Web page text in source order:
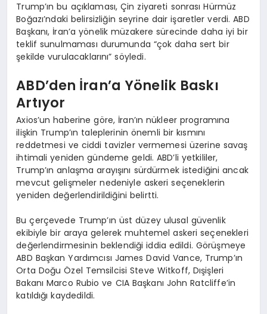
Trump’ın bu açıklaması, Çin ziyareti sonrası Hürmüz
Boğazı’ndaki belirsizliğin seyrine dair işaretler verdi. ABD
Başkanı, İran’a yönelik müzakere sürecinde daha iyi bir
teklif sunulmaması durumunda “çok daha sert bir
şekilde vurulacaklarını” söyledi.
ABD’den İran’a Yönelik Baskı
Artıyor
Axios’un haberine göre, İran’ın nükleer programına
ilişkin Trump’ın taleplerinin önemli bir kısmını
reddetmesi ve ciddi tavizler vermemesi üzerine savaş
ihtimali yeniden gündeme geldi. ABD’li yetkililer,
Trump’ın anlaşma arayışını sürdürmek istediğini ancak
mevcut gelişmeler nedeniyle askeri seçeneklerin
yeniden değerlendirildiğini belirtti.
Bu çerçevede Trump’ın üst düzey ulusal güvenlik
ekibiyle bir araya gelerek muhtemel askeri seçenekleri
değerlendirmesinin beklendiği iddia edildi. Görüşmeye
ABD Başkan Yardımcısı James David Vance, Trump’ın
Orta Doğu Özel Temsilcisi Steve Witkoff, Dışişleri
Bakanı Marco Rubio ve CIA Başkanı John Ratcliffe’in
katıldığı kaydedildi.